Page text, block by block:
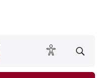
ONLINE lesen